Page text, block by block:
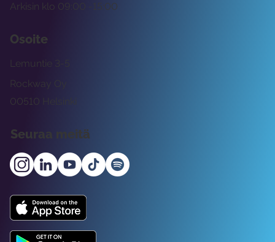
Arkisin klo 09:00 -15:00
Osoite
Rockway Oy
Lemuntie 3-5
00510 Helsinki
Seuraa meitä